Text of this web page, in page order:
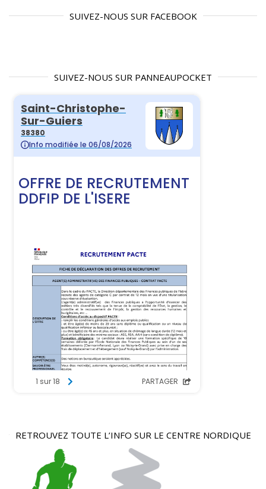
SUIVEZ-NOUS SUR FACEBOOK
SUIVEZ-NOUS SUR PANNEAUPOCKET
RETROUVEZ TOUTE L’INFO SUR LE CENTRE NORDIQUE